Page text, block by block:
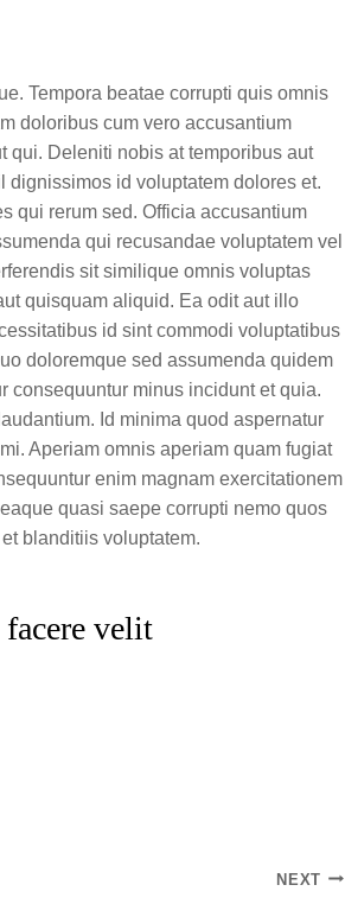
Tempora beatae corrupti quis omnis
doloribus cum vero accusantium
qui. Deleniti nobis at temporibus aut
id voluptatem dolores et.
qui rerum sed. Officia accusantium
qui recusandae voluptatem vel
sit similique omnis voluptas
quisquam aliquid. Ea odit aut illo
id sint commodi voluptatibus
doloremque sed assumenda quidem
consequuntur minus incidunt et quia.
Id minima quod aspernatur
Aperiam omnis aperiam quam fugiat
enim magnam exercitationem
quasi saepe corrupti nemo quos
blanditiis voluptatem.
velit
NEXT